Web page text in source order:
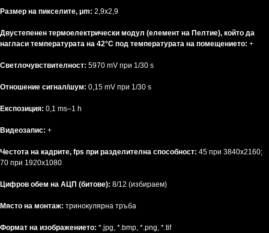
Размер на пикселите, μm: 2,9x2,9
Двустепенен термоелектрически модул (елемент на Пелтие), който да
нагласи температурата на 42°C под температурата на помещението: +
Светлочувствителност: 5970 mV при 1/30 s
Отношение сигнал/шум: 0,15 mV при 1/30 s
Експозиция: 0,1 ms–1 h
Видеозапис: +
Честота на кадрите, fps при разделителна способност: 45 при 3840x2160;
70 при 1920x1080
Цифров обем на АЦП (битове): 8/12 (избираем)
Място на монтаж: тринокулярна тръба
Формат на изображението: *.jpg, *.bmp, *.png, *.tif